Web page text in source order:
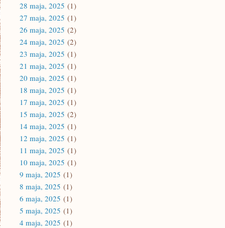
28 maja, 2025 (1)
27 maja, 2025 (1)
26 maja, 2025 (2)
24 maja, 2025 (2)
23 maja, 2025 (1)
21 maja, 2025 (1)
20 maja, 2025 (1)
18 maja, 2025 (1)
17 maja, 2025 (1)
15 maja, 2025 (2)
14 maja, 2025 (1)
12 maja, 2025 (1)
11 maja, 2025 (1)
10 maja, 2025 (1)
9 maja, 2025 (1)
8 maja, 2025 (1)
6 maja, 2025 (1)
5 maja, 2025 (1)
4 maja, 2025 (1)